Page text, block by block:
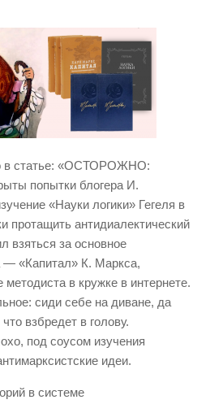
РОССИИ
в статье: «ОСТОРОЖНО:
попытки блогера И.
«Науки логики» Гегеля в
протащить антидиалектический
взяться за основное
— «Капитал» К. Маркса,
в кружке в интернете.
сиди себе на диване, да
взбредет в голову.
под соусом изучения
идеи.
в системе